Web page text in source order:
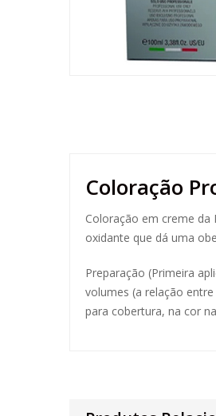
Coloração
Coloração em creme da
oxidante que dá uma
Preparação (Primeira
volumes (a relação
para cobertura, na cor